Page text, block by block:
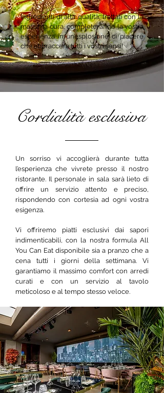
Ingredienti di alta qualità, trattati con la
massima cura, completeranno la vostra
esperienza in un’esplosione di piacere
che abbraccerà tutti i vostri sensi!
Cordialità esclusiva
Un sorriso vi accoglierà durante tutta
l’esperienza che vivrete presso il nostro
ristorante. Il personale in sala sarà lieto di
offrire un servizio attento e preciso,
rispondendo con cortesia ad ogni vostra
esigenza.
Vi offriremo piatti esclusivi dai sapori
indimenticabili, con la nostra formula All
You Can Eat disponibile sia a pranzo che a
cena tutti i giorni della settimana. Vi
garantiamo il massimo comfort con arredi
curati e con un servizio al tavolo
meticoloso e al tempo stesso veloce.